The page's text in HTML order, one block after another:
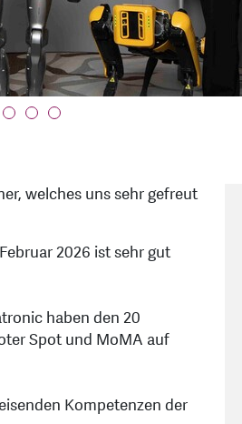
welches uns sehr gefreut
2026 ist sehr gut
haben den 20
Spot und MoMA auf
Kompetenzen der